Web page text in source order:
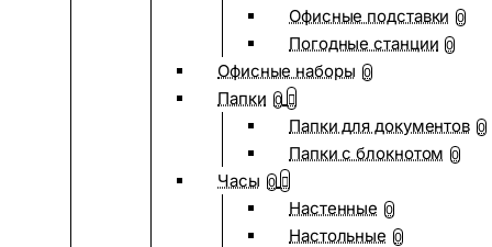
Офисные подставки 0
Погодные станции 0
Офисные наборы 0
Папки 0
Папки для документов 0
Папки с блокнотом 0
Часы 0
Настенные 0
Настольные 0